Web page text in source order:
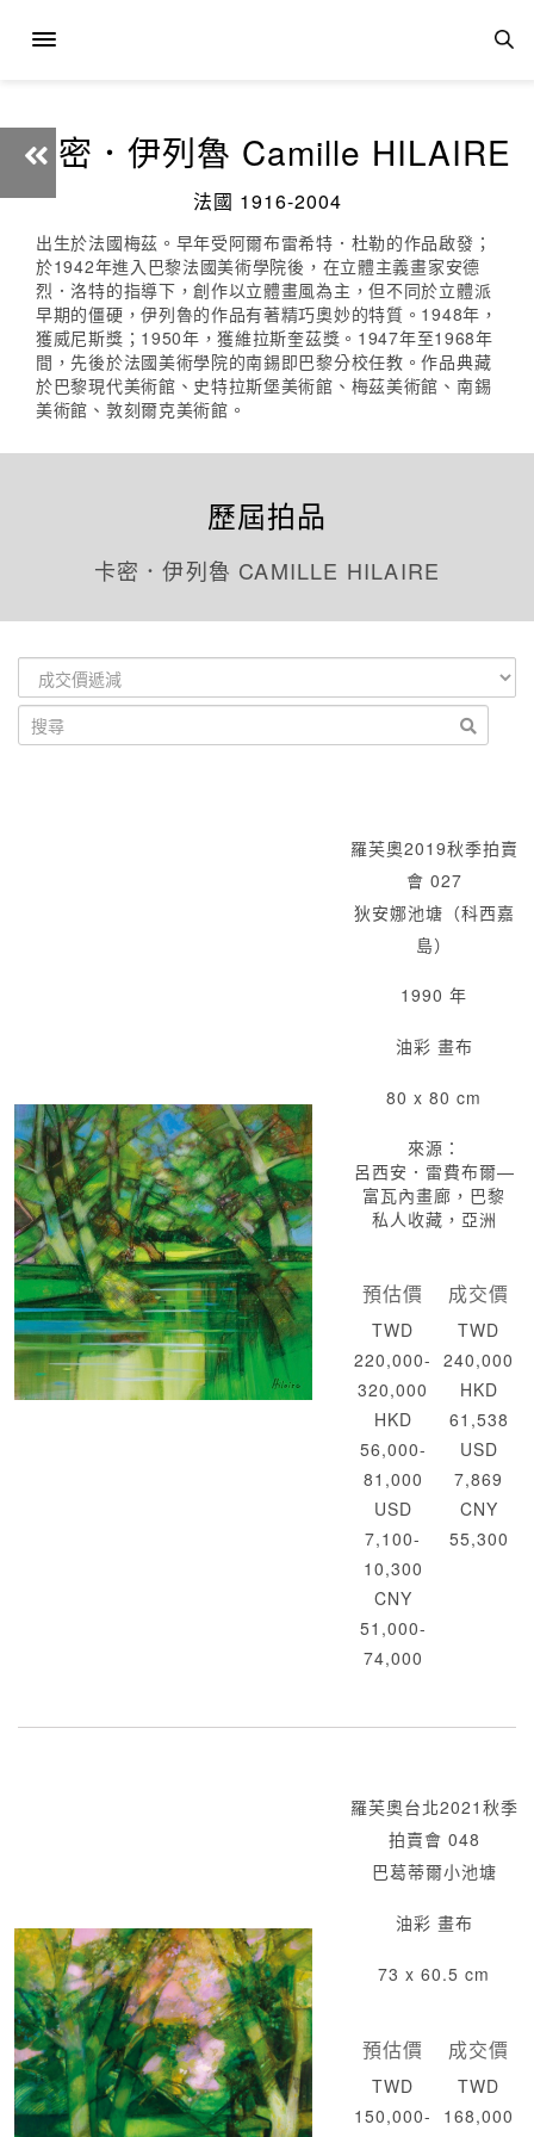
卡密．伊列魯 Camille HILAIRE
法國 1916-2004
出生於法國梅茲。早年受阿爾布雷希特．杜勒的作品啟發；
於1942年進入巴黎法國美術學院後，在立體主義畫家安德
烈．洛特的指導下，創作以立體畫風為主，但不同於立體派
早期的僵硬，伊列魯的作品有著精巧奧妙的特質。1948年，
獲威尼斯獎；1950年，獲維拉斯奎茲獎。1947年至1968年
間，先後於法國美術學院的南錫即巴黎分校任教。作品典藏
於巴黎現代美術館、史特拉斯堡美術館、梅茲美術館、南錫
美術館、敦刻爾克美術館。
歷屆拍品
卡密．伊列魯 CAMILLE HILAIRE
羅芙奧2019秋季拍賣
會 027
狄安娜池塘（科西嘉
島）
1990 年
油彩 畫布
80 x 80 cm
來源：
呂西安．雷費布爾—
富瓦內畫廊，巴黎
私人收藏，亞洲
預估價
TWD
220,000-
320,000
HKD
56,000-
81,000
USD
7,100-
10,300
CNY
51,000-
74,000
成交價
TWD
240,000
HKD
61,538
USD
7,869
CNY
55,300
羅芙奧台北2021秋季
拍賣會 048
巴葛蒂爾小池塘
油彩 畫布
73 x 60.5 cm
預估價
TWD
150,000-
成交價
TWD
168,000